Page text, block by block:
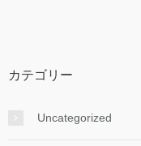
カテゴリー
Uncategorized